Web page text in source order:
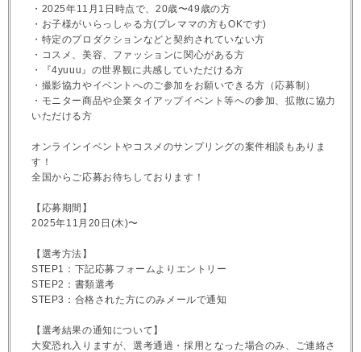
・2025年11月1日時点で、20歳〜49歳の方
・お子様がいらっしゃる方(プレママの方もOKです)
・特定のプロダクションなどと契約されていない方
・コスメ、美容、ファッションに関心がある方
・『4yuuu』の世界観に共感していただける方
・撮影協力やイベントへのご参加をお願いできる方（応募制）
・モニター商品や企業タイアップイベント等への参加、拡散に協力
いただける方
オンラインイベントやコスメのサンプリングの案件相談もありま
す！
全国からご応募お待ちしております！
【応募期間】
2025年11月20日(木)〜
【選考方法】
STEP1：下記応募フォームよりエントリー
STEP2：書類選考
STEP3：合格された方にのみメールで通知
【選考結果の通知について】
大変恐れ入りますが、選考通過・採用となった場合のみ、ご連絡さ